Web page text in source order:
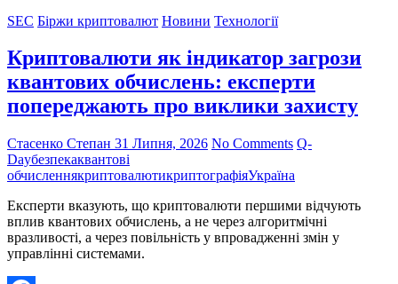
краде
відновлення
криптогаманців
у
мобільних
додатках
SEC Біржи криптовалют Новини Технології
Криптовалюти як індикатор загрози
квантових обчислень: експерти
попереджають про виклики захисту
Стасенко Степан 31 Липня, 2026 No Comments Q-
Dayбезпекаквантові
обчисленнякриптовалютикриптографіяУкраїна
Експерти вказують, що криптовалюти першими відчують
вплив квантових обчислень, а не через алгоритмічні
вразливості, а через повільність у впровадженні змін у
управлінні системами.